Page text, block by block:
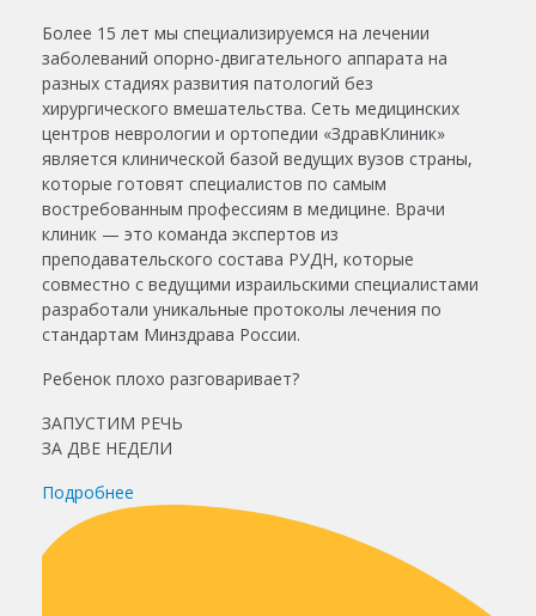
Более 15 лет мы специализируемся на лечении
заболеваний опорно-двигательного аппарата на
разных стадиях развития патологий без
хирургического вмешательства. Сеть медицинских
центров неврологии и ортопедии «ЗдравКлиник»
является клинической базой ведущих вузов страны,
которые готовят специалистов по самым
востребованным профессиям в медицине. Врачи
клиник — это команда экспертов из
преподавательского состава РУДН, которые
совместно с ведущими израильскими специалистами
разработали уникальные протоколы лечения по
стандартам Минздрава России.
Ребенок плохо разговаривает?
ЗАПУСТИМ РЕЧЬ
ЗА ДВЕ НЕДЕЛИ
Подробнее